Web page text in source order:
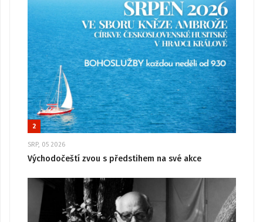
2
SRP, 05 2026
Východočeští zvou s předstihem na své akce